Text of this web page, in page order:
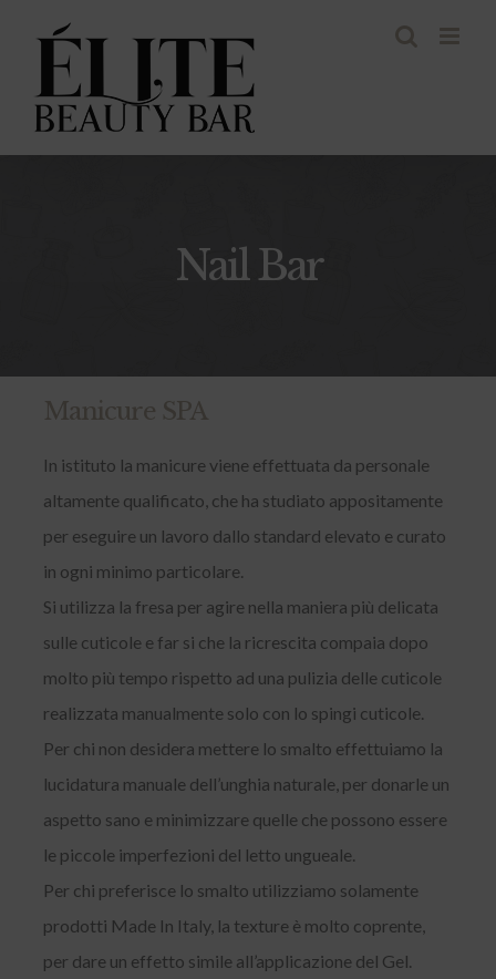
contenuto
Nail Bar
Manicure SPA
In istituto la manicure viene effettuata da personale
altamente qualificato, che ha studiato appositamente
per eseguire un lavoro dallo standard elevato e curato
in ogni minimo particolare.
Si utilizza la fresa per agire nella maniera più delicata
sulle cuticole e far si che la ricrescita compaia dopo
molto più tempo rispetto ad una pulizia delle cuticole
realizzata manualmente solo con lo spingi cuticole.
Per chi non desidera mettere lo smalto effettuiamo la
lucidatura manuale dell’unghia naturale, per donarle un
aspetto sano e minimizzare quelle che possono essere
le piccole imperfezioni del letto ungueale.
Per chi preferisce lo smalto utilizziamo solamente
prodotti Made In Italy, la texture è molto coprente,
per dare un effetto simile all’applicazione del Gel.